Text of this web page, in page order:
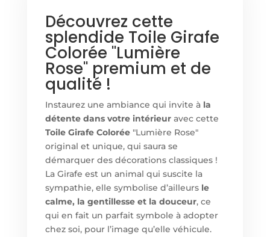
Découvrez cette
splendide Toile Girafe
Colorée "Lumière
Rose" premium et de
qualité !
Instaurez une ambiance qui invite à la
détente dans votre intérieuravec cette
Toile Girafe Colorée"Lumière Rose"
original et unique, qui saura se
démarquer des décorations classiques !
La Girafe est un animal qui suscite la
sympathie, elle symbolise d’ailleurs le
calme, la gentillesse et la douceur, ce
qui en fait un parfait symbole à adopter
chez soi, pour l’image qu’elle véhicule.